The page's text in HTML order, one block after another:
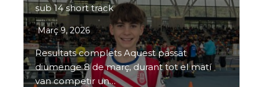
sub 14 short track
Març 9, 2026
Resultats complets Aquest passat
diumenge 8 de març, durant tot el matí
van competir un…